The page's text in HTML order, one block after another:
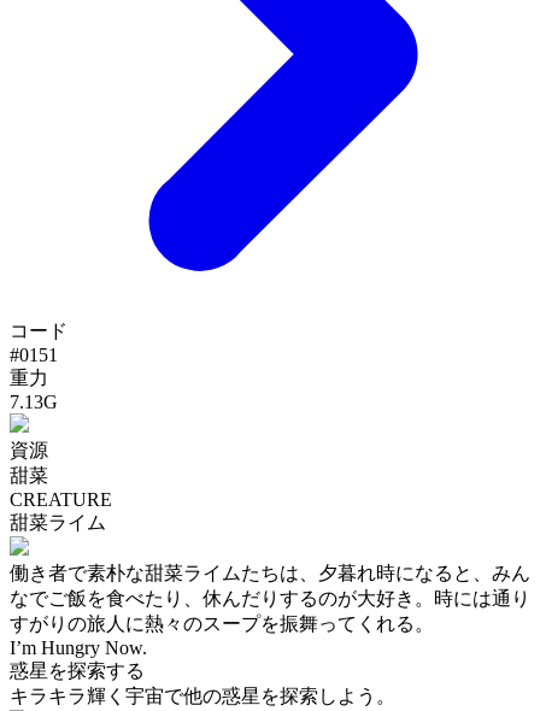
コード
#0151
重力
7.13G
資源
甜菜
CREATURE
甜菜ライム
働き者で素朴な甜菜ライムたちは、夕暮れ時になると、みん
なでご飯を食べたり、休んだりするのが大好き。時には通り
すがりの旅人に熱々のスープを振舞ってくれる。
I’m Hungry Now.
惑星を探索する
キラキラ輝く宇宙で他の惑星を探索しよう。